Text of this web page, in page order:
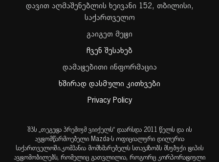
დავით აღმაშენებლის ხეივანი 152, თბილისი,
საქართველო
გაიგეთ მეტი
ჩვენ შესახებ
დამატებითი ინფორმაცია
ხშირად დასმული კითხვები
Privacy Policy
შპს „თეგეტა პრემიუმ ვიიქელს“ დაარსდა 2011 წელს და ის
ავტომწარმოებელი Mazda-ს ოფიციალური დილერია
საქართველოში.კომპანია მომხმარებელს სთავაზობს მსუბუქი ტიპის
ავტომობილებს, რომელიც გათვლილია, როგორც კორპორატიული